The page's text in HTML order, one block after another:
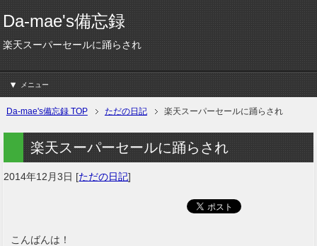
Da-mae's備忘録
楽天スーパーセールに踊らされ
メニュー
Da-mae's備忘録 TOP ただの日記 楽天スーパーセールに踊らされ
楽天スーパーセールに踊らされ
2014年12月3日 [ただの日記]
こんばんは！